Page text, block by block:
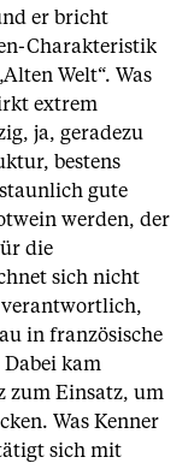
er bricht
Charakteristik
Welt“. Was
extrem
ja, geradezu
bestens
gute
werden, der
die
sich nicht
verantwortlich,
in französische
kam
zum Einsatz, um
Was Kenner
sich mit